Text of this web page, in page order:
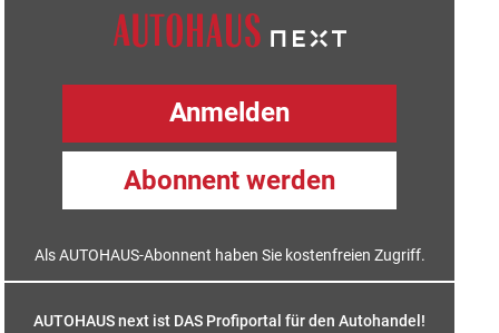
Anmelden
Abonnent werden
Als AUTOHAUS-Abonnent haben Sie kostenfreien Zugriff.
AUTOHAUS next ist DAS Profiportal für den Autohandel!